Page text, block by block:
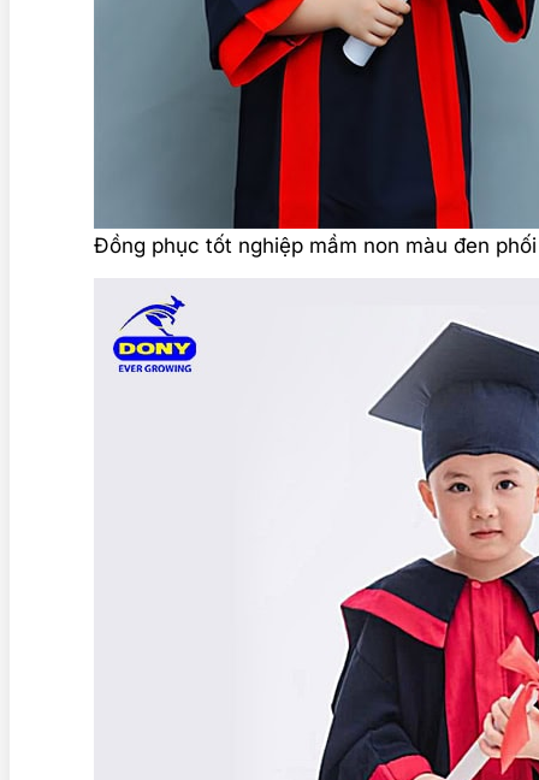
Đồng phục tốt nghiệp mầm non màu đen